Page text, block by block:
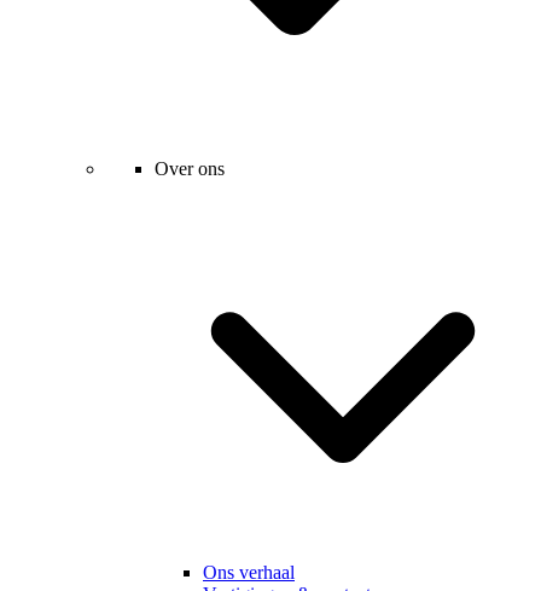
Over ons
Ons verhaal